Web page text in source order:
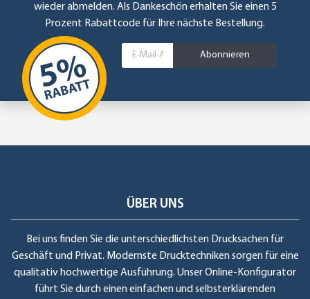
wieder abmelden. Als Dankeschön erhalten Sie einen 5
Prozent Rabattcode für Ihre nächste Bestellung.
Abonnieren
ÜBER UNS
Bei uns finden Sie die unterschiedlichsten Drucksachen für
Geschäft und Privat. Modernste Drucktechniken sorgen für eine
qualitativ hochwertige Ausführung. Unser Online-Konfigurator
führt Sie durch einen einfachen und selbsterklärenden